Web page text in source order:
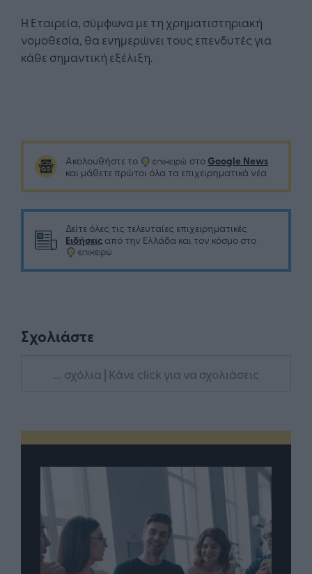
Η Εταιρεία, σύμφωνα με τη χρηματιστηριακή
νομοθεσία, θα ενημερώνει τους επενδυτές για
κάθε σημαντική εξέλιξη.
Ακολουθήστε το στο Google News
και μάθετε πρώτοι όλα τα επιχειρηματικά νέα
Δείτε όλες τις τελευταίες επιχειρηματικές
Ειδήσεις από την Ελλάδα και τον κόσμο στο
Σχολιάστε
... σχόλια | Κάνε click για να σχολιάσεις